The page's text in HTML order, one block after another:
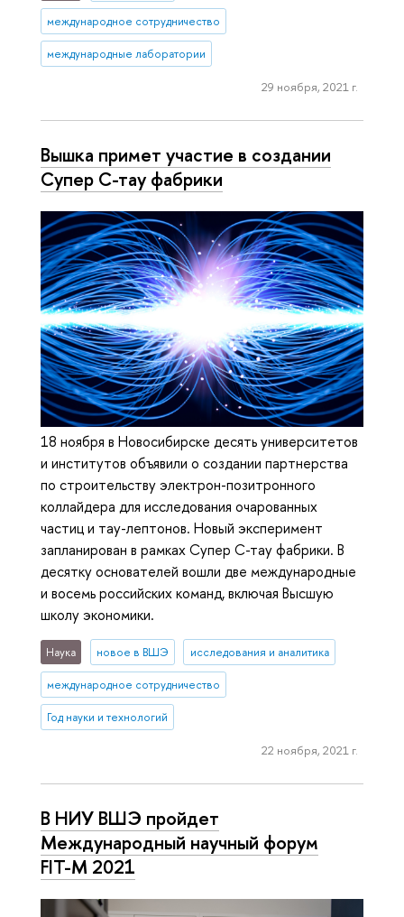
международное сотрудничество
международные лаборатории
29 ноября, 2021 г.
Вышка примет участие в создании
Супер С-тау фабрики
18 ноября в Новосибирске десять университетов
и институтов объявили о создании партнерства
по строительству электрон-позитронного
коллайдера для исследования очарованных
частиц и тау-лептонов. Новый эксперимент
запланирован в рамках Супер С-тау фабрики. В
десятку основателей вошли две международные
и восемь российских команд, включая Высшую
школу экономики.
Наука новое в ВШЭ исследования и аналитика
международное сотрудничество
Год науки и технологий
22 ноября, 2021 г.
В НИУ ВШЭ пройдет
Международный научный форум
FIT-M 2021